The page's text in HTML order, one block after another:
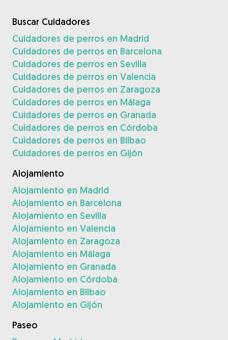
Buscar Cuidadores
Cuidadores de perros en Madrid
Cuidadores de perros en Barcelona
Cuidadores de perros en Sevilla
Cuidadores de perros en Valencia
Cuidadores de perros en Zaragoza
Cuidadores de perros en Málaga
Cuidadores de perros en Granada
Cuidadores de perros en Córdoba
Cuidadores de perros en Bilbao
Cuidadores de perros en Gijón
Alojamiento
Alojamiento en Madrid
Alojamiento en Barcelona
Alojamiento en Sevilla
Alojamiento en Valencia
Alojamiento en Zaragoza
Alojamiento en Málaga
Alojamiento en Granada
Alojamiento en Córdoba
Alojamiento en Bilbao
Alojamiento en Gijón
Paseo